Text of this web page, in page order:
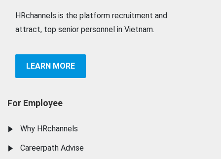
HRchannels is the platform recruitment and
attract, top senior personnel in Vietnam.
LEARN MORE
For Employee
Why HRchannels
Careerpath Advise